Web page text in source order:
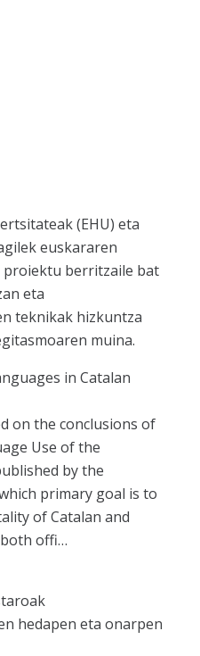
(EHU) eta
euskararen
berritzaile bat
eta
teknikak hizkuntza
muina.
in Catalan
on the conclusions of
Use of the
by the
primary goal is to
of Catalan and
offi…
hedapen eta onarpen